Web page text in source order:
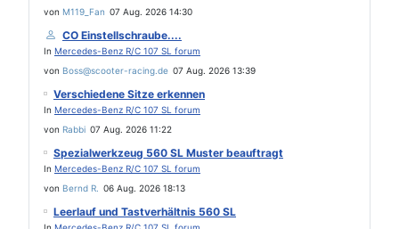
von M119_Fan 07 Aug. 2026 14:30
CO Einstellschraube....
In Mercedes-Benz R/C 107 SL forum
von Boss@scooter-racing.de 07 Aug. 2026 13:39
Verschiedene Sitze erkennen
In Mercedes-Benz R/C 107 SL forum
von Rabbi 07 Aug. 2026 11:22
Spezialwerkzeug 560 SL Muster beauftragt
In Mercedes-Benz R/C 107 SL forum
von Bernd R. 06 Aug. 2026 18:13
Leerlauf und Tastverhältnis 560 SL